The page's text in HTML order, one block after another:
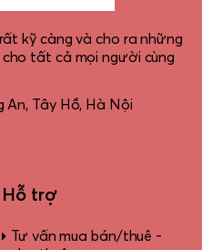
kỹ càng và cho ra những
tất cả mọi người cùng
An, Tây Hồ, Hà Nội
Hỗ trợ
Tư vấn mua bán/thuê -